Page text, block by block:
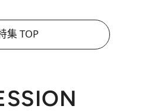
集 TOP